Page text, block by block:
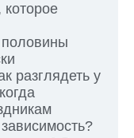
разглядеть у